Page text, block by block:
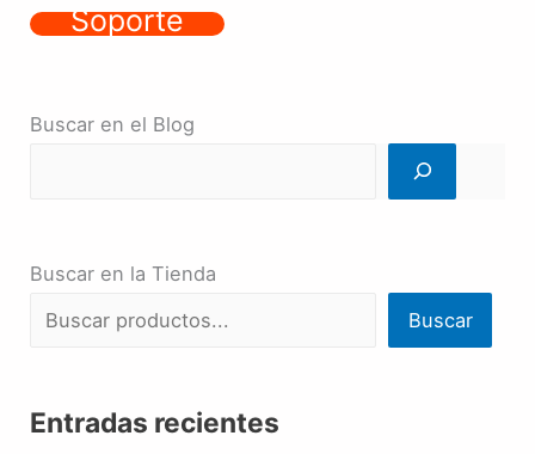
Soporte
Buscar en el Blog
Buscar en la Tienda
Buscar
Entradas recientes